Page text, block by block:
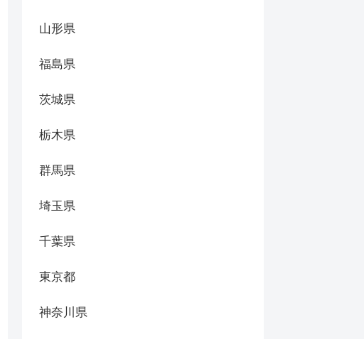
山形県
福島県
茨城県
栃木県
群馬県
埼玉県
千葉県
東京都
神奈川県